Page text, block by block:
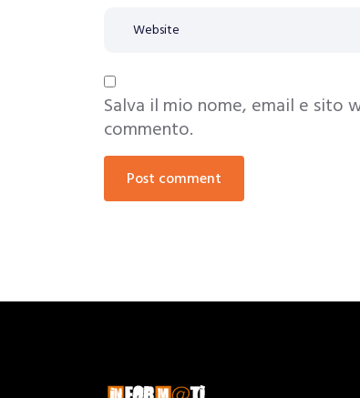
Salva il mio nome, email e sito
commento.
post comment